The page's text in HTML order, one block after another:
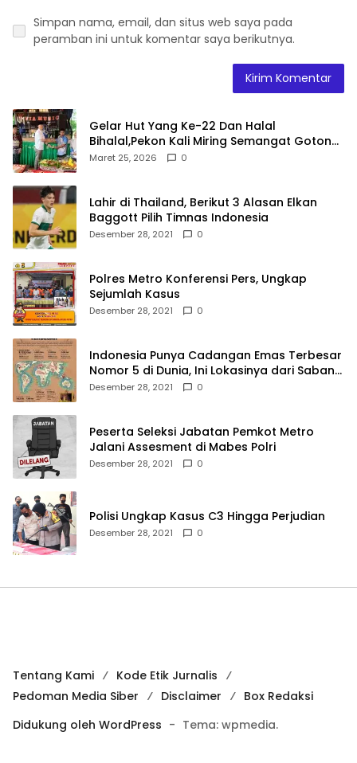
Simpan nama, email, dan situs web saya pada
peramban ini untuk komentar saya berikutnya.
Gelar Hut Yang Ke-22 Dan Halal
Bihalal,Pekon Kali Miring Semangat Gotong
Royong
Maret 25, 2026 0
Lahir di Thailand, Berikut 3 Alasan Elkan
Baggott Pilih Timnas Indonesia
Desember 28, 2021 0
Polres Metro Konferensi Pers, Ungkap
Sejumlah Kasus
Desember 28, 2021 0
Indonesia Punya Cadangan Emas Terbesar
Nomor 5 di Dunia, Ini Lokasinya dari Sabang
hingga Merauke
Desember 28, 2021 0
Peserta Seleksi Jabatan Pemkot Metro
Jalani Assesment di Mabes Polri
Desember 28, 2021 0
Polisi Ungkap Kasus C3 Hingga Perjudian
Desember 28, 2021 0
Tentang Kami
Kode Etik Jurnalis
Pedoman Media Siber
Disclaimer
Box Redaksi
Didukung oleh WordPress - Tema: wpmedia.